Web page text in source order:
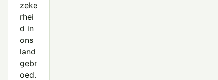
zeke
rhei
d in
ons
land
gebr
oed.